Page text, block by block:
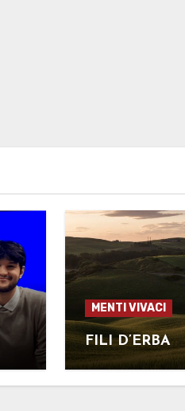
MENTI VIVACI
FILI D’ERBA